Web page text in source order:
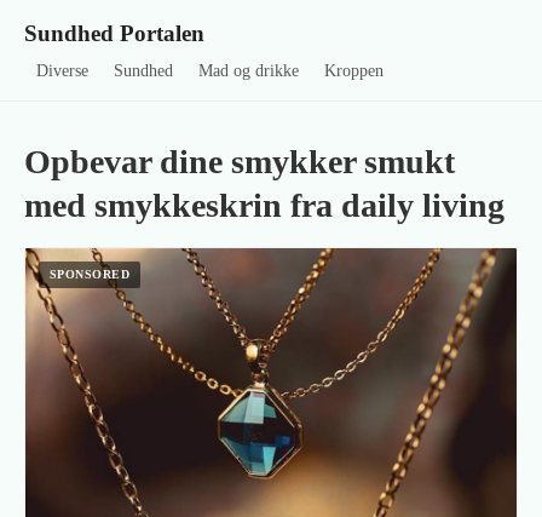
Sundhed Portalen
Diverse Sundhed Mad og drikke Kroppen
Opbevar dine smykker smukt
med smykkeskrin fra daily living